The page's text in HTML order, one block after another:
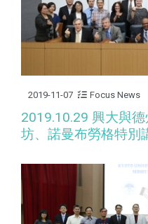
2019-11-07 Focus News
2019.10.29 興大與
坊、諾曼布勞格特別